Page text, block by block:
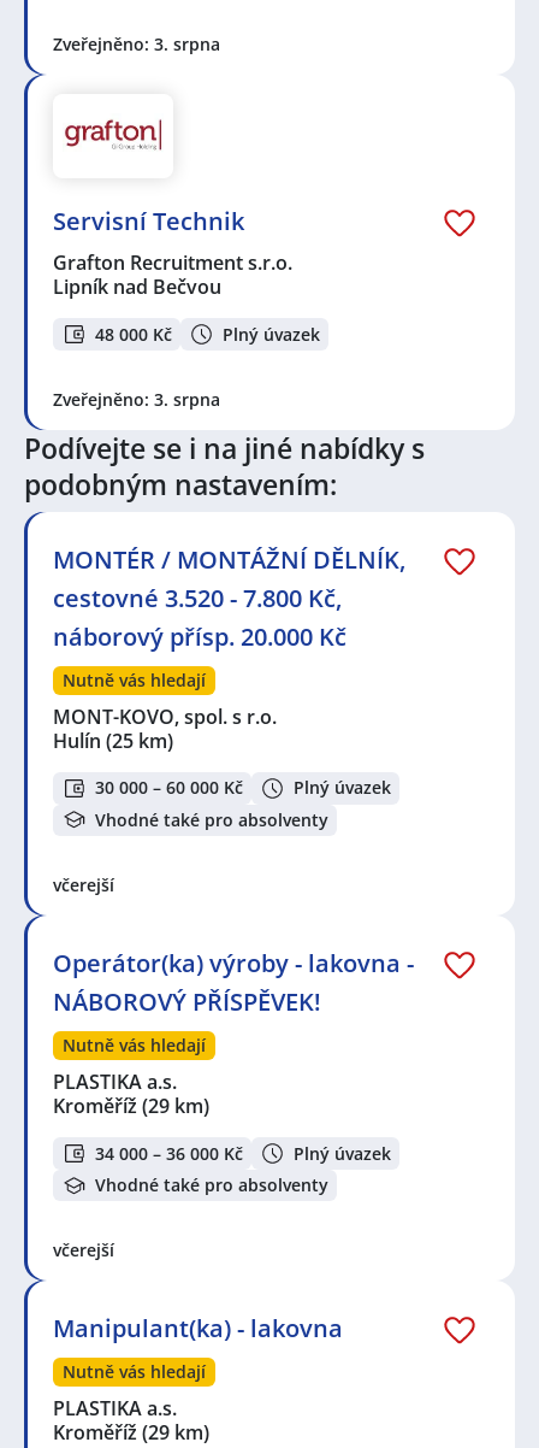
Zveřejněno: 3. srpna
Servisní Technik
Grafton Recruitment s.r.o.
Lipník nad Bečvou
48 000 Kč Plný úvazek
Zveřejněno: 3. srpna
Podívejte se i na jiné nabídky s
podobným nastavením:
MONTÉR / MONTÁŽNÍ DĚLNÍK,
cestovné 3.520 - 7.800 Kč,
náborový přísp. 20.000 Kč
Nutně vás hledají
MONT-KOVO, spol. s r.o.
Hulín (25 km)
30 000 – 60 000 Kč
Plný úvazek
Vhodné také pro absolventy
včerejší
Operátor(ka) výroby - lakovna -
NÁBOROVÝ PŘÍSPĚVEK!
Nutně vás hledají
PLASTIKA a.s.
Kroměříž (29 km)
34 000 – 36 000 Kč
Plný úvazek
Vhodné také pro absolventy
včerejší
Manipulant(ka) - lakovna
Nutně vás hledají
PLASTIKA a.s.
Kroměříž (29 km)